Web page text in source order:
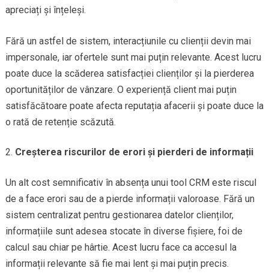
apreciați și înțeleși.
Fără un astfel de sistem, interacțiunile cu clienții devin mai
impersonale, iar ofertele sunt mai puțin relevante. Acest lucru
poate duce la scăderea satisfacției clienților și la pierderea
oportunităților de vânzare. O experiență client mai puțin
satisfăcătoare poate afecta reputația afacerii și poate duce la
o rată de retenție scăzută.
Creșterea riscurilor de erori și pierderi de informații
Un alt cost semnificativ în absența unui tool CRM este riscul
de a face erori sau de a pierde informații valoroase. Fără un
sistem centralizat pentru gestionarea datelor clienților,
informațiile sunt adesea stocate în diverse fișiere, foi de
calcul sau chiar pe hârtie. Acest lucru face ca accesul la
informații relevante să fie mai lent și mai puțin precis.